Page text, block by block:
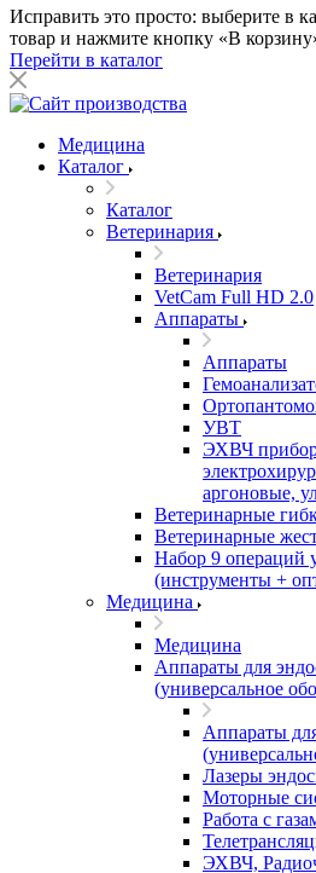
Исправить это просто: выберите в
товар и нажмите кнопку «В
Перейти в каталог
Медицина
Каталог
Каталог
Ветеринария
Ветеринария
VetCam Full HD 2.0
Аппараты
Аппараты
УВТ
ЭХВЧ
аргоновые,
Ветеринарные
Ветеринарные
Набор 9 операций
(инструменты +
Медицина
Медицина
Аппараты для
(универсальное
Аппараты
Лазеры
Моторные
Работа с
ЭХВЧ,